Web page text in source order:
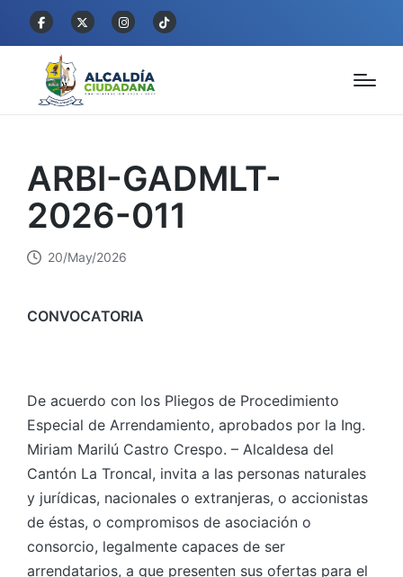
ARBI-GADMLT-
2026-011
20/May/2026
CONVOCATORIA
De acuerdo con los Pliegos de Procedimiento
Especial de Arrendamiento, aprobados por la Ing.
Miriam Marilú Castro Crespo. – Alcaldesa del
Cantón La Troncal, invita a las personas naturales
y jurídicas, nacionales o extranjeras, o accionistas
de éstas, o compromisos de asociación o
consorcio, legalmente capaces de ser
arrendatarios, a que presenten sus ofertas para el